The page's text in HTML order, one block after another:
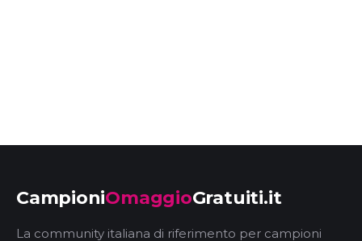
CampioniOmaggioGratuiti.it
La community italiana di riferimento per campioni